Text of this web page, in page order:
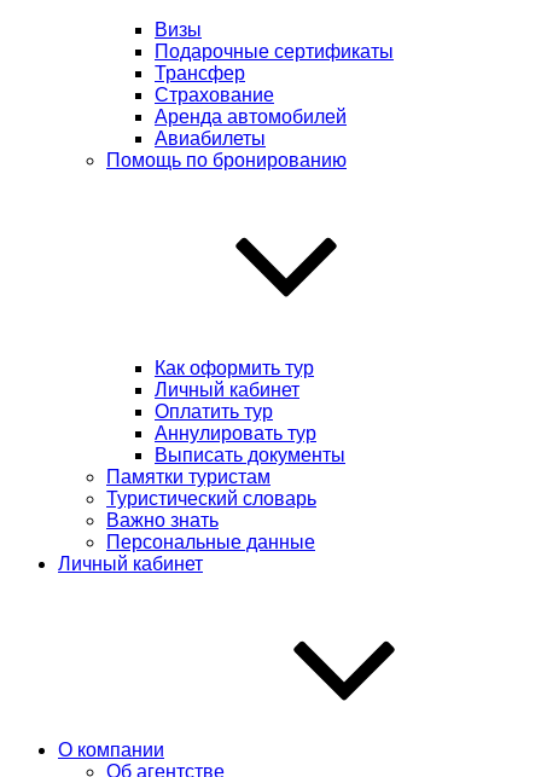
Визы
Подарочные сертификаты
Трансфер
Страхование
Аренда автомобилей
Авиабилеты
Помощь по бронированию
Как оформить тур
Личный кабинет
Оплатить тур
Аннулировать тур
Выписать документы
Памятки туристам
Туристический словарь
Важно знать
Персональные данные
Личный кабинет
О компании
Об агентстве